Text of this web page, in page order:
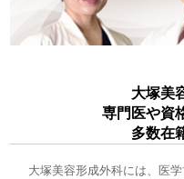
大塚美
専門医や資
多数在
大塚美容形成外科には、医